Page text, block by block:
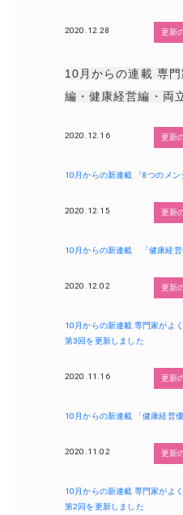
2020.12.28 更新
10月からの連載 専
編・健康経営編・両
2020.12.16 更新
10月からの新連載 「8つのメ
2020.12.15 更新
10月からの新連載 「健康経営
2020.12.02 更新
10月からの新連載 専門家がよ
第3回を更新しました
2020.11.16 更新
10月からの新連載 「健康経営
2020.11.02 更新
10月からの新連載 専門家がよ
第2回を更新しました